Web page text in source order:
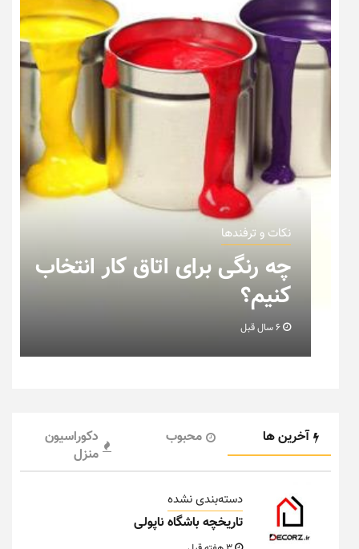
نکات و ترفندها
چه رنگی برای اتاق کار انتخاب
کنیم؟
آخرین ها محبوب
دکوراسیون
منزل
دسته‌بندی نشده
تاریخچه باشگاه ناپولی